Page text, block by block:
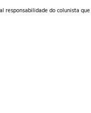
responsabilidade do colunista